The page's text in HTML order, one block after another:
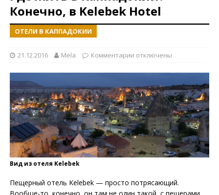
Конечно, в Kelebek Hotel
ОТЕЛИ В КАППАДОКИИ
21.12.2016 Mela Комментарии отключены
Вид из отеля Kelebek
Пещерный отель Kelebek — просто потрясающий.